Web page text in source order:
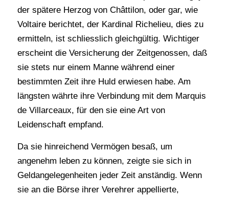
der spätere Herzog von Châttilon, oder gar, wie
Voltaire berichtet, der Kardinal Richelieu, dies zu
ermitteln, ist schliesslich gleichgültig. Wichtiger
erscheint die Versicherung der Zeitgenossen, daß
sie stets nur einem Manne während einer
bestimmten Zeit ihre Huld erwiesen habe. Am
längsten währte ihre Verbindung mit dem Marquis
de Villarceaux, für den sie eine Art von
Leidenschaft empfand.
Da sie hinreichend Vermögen besaß, um
angenehm leben zu können, zeigte sie sich in
Geldangelegenheiten jeder Zeit anständig. Wenn
sie an die Börse ihrer Verehrer appellierte,